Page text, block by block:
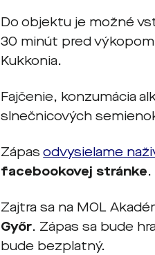
Do objektu je možné
30 minút pred
Kukkonia.
Fajčenie, konzumácia
slnečnicových
Zápasodvysielame
facebookovej stránke.
Zajtra sa na MOL
Győr. Zápas sa bude
bude bezplatný.